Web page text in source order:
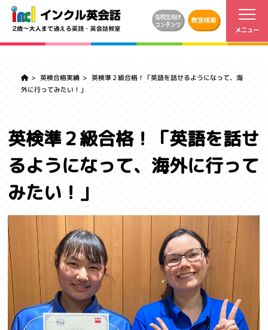
英検合格実績 英検準２級合格！「英語を話せるようになって、海
外に行ってみたい！」
英検準２級合格！「英語を話せ
るようになって、海外に行って
みたい！」